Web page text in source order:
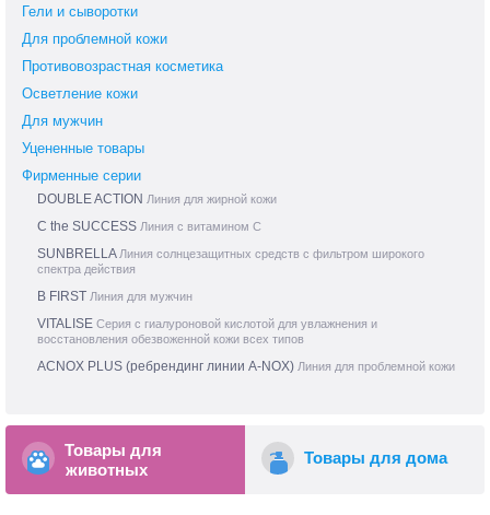
Гели и сыворотки
Для проблемной кожи
Противовозрастная косметика
Осветление кожи
Для мужчин
Уцененные товары
Фирменные серии
DOUBLE ACTION Линия для жирной кожи
C the SUCCESS Линия с витамином С
SUNBRELLA Линия солнцезащитных средств с фильтром широкого
спектра действия
B FIRST Линия для мужчин
VITALISE Серия с гиалуроновой кислотой для увлажнения и
восстановления обезвоженной кожи всех типов
ACNOX PLUS (ребрендинг линии A-NOX) Линия для проблемной кожи
Товары для
животных
Товары для дома